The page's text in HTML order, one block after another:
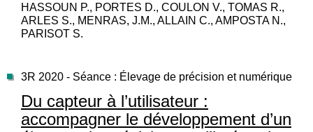
HASSOUN P., PORTES D., COULON V., TOMAS R.,
ARLES S., MENRAS, J.M., ALLAIN C., AMPOSTA N.,
PARISOT S.
3R 2020 - Séance : Élevage de précision et numérique
Du capteur à l’utilisateur :
accompagner le développement d’un